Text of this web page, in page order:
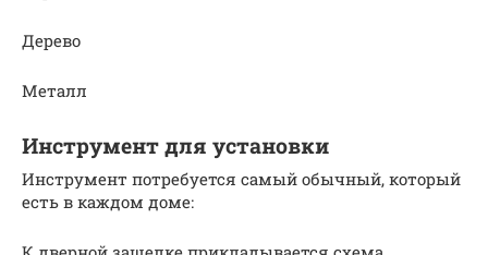
Дерево
Металл
Инструмент для установки
Инструмент потребуется самый обычный, который
есть в каждом доме: